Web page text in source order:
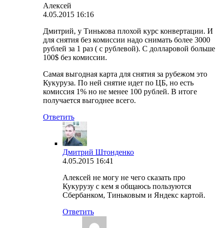
Алексей
4.05.2015 16:16
Дмитрий, у Тинькова плохой курс конвертации. И
для снятия без комиссии надо снимать более 3000
рублей за 1 раз ( с рублевой). С долларовой больше
100$ без комиссии.
Самая выгодная карта для снятия за рубежом это
Кукуруза. По ней снятие идет по ЦБ, но есть
комиссия 1% но не менее 100 рублей. В итоге
получается выгоднее всего.
Ответить
Дмитрий Штонденко
4.05.2015 16:41
Алексей не могу не чего сказать про
Кукурузу с кем я общаюсь пользуются
Сбербанком, Тиньковым и Яндекс картой.
Ответить